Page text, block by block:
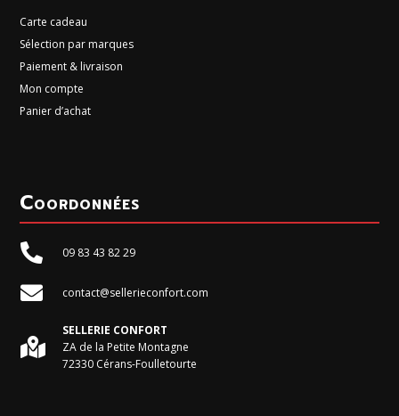
Carte cadeau
Sélection par marques
Paiement & livraison
Mon compte
Panier d’achat
Coordonnées
 09 83 43 82 29
 contact@sellerieconfort.com

SELLERIE CONFORT
ZA de la Petite Montagne
72330 Cérans-Foulletourte